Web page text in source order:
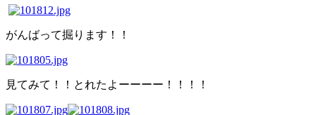
がんばって掘ります！！
見てみて！！とれたよーーーー！！！！